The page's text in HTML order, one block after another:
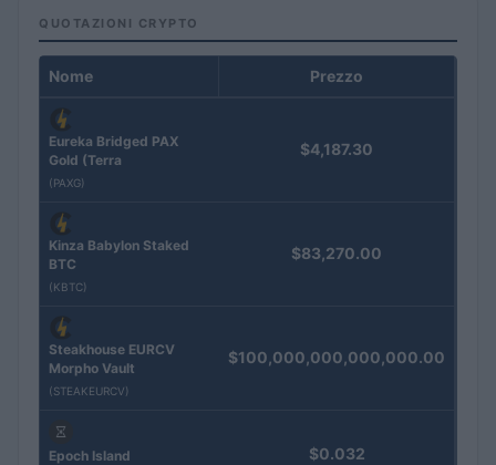
QUOTAZIONI CRYPTO
Nome Prezzo
Eureka Bridged PAX
Gold (Terra
(PAXG)
$4,187.30
Kinza Babylon Staked
BTC
(KBTC)
$83,270.00
Steakhouse EURCV
Morpho Vault
(STEAKEURCV)
$100,000,000,000,000.00
Epoch Island $0.032